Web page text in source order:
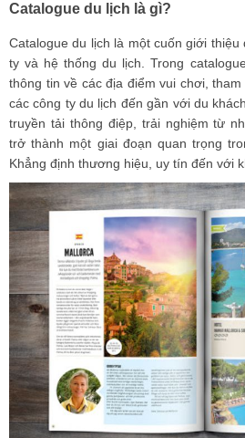
Catalogue du lịch là gì?
Catalogue du lịch là một cuốn giới
ty và hệ thống du lịch. Trong
thông tin về các địa điểm vui chơi,
các công ty du lịch đến gần với du
truyền tải thông điệp, trải nghiệm từ
trở thành một giai đoạn quan trọng
Khẳng định thương hiệu, uy tín đến với